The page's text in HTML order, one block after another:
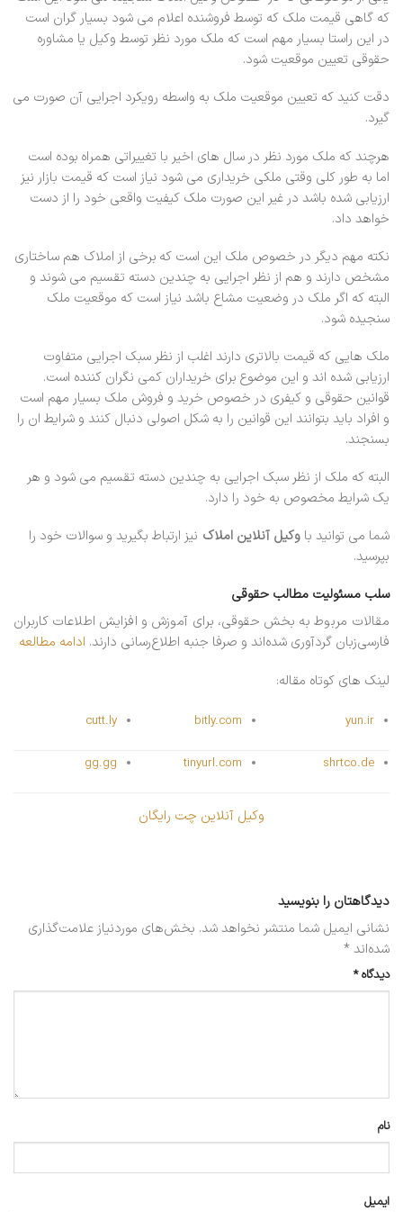
که گاهی قیمت ملک که توسط فروشنده اعلام می شود بسیار گران است
در این راستا بسیار مهم است که ملک مورد نظر توسط وکیل یا مشاوره
حقوقی تعیین موقعیت شود.
دقت کنید که تعیین موقعیت ملک به واسطه رویکرد اجرایی آن صورت می
گیرد.
هرچند که ملک مورد نظر در سال های اخیر با تغییراتی همراه بوده است
اما به طور کلی وقتی ملکی خریداری می شود نیاز است که قیمت بازار نیز
ارزیابی شده باشد در غیر این صورت ملک کیفیت واقعی خود را از دست
خواهد داد.
نکته مهم دیگر در خصوص ملک این است که برخی از املاک هم ساختاری
مشخص دارند و هم از نظر اجرایی به چندین دسته تقسیم می شوند و
البته که اگر ملک در وضعیت مشاع باشد نیاز است که موقعیت ملک
سنجیده شود.
ملک هایی که قیمت بالاتری دارند اغلب از نظر سبک اجرایی متفاوت
ارزیابی شده اند و این موضوع برای خریداران کمی نگران کننده است.
قوانین حقوقی و کیفری در خصوص خرید و فروش ملک بسیار مهم است
و افراد باید بتوانند این قوانین را به شکل اصولی دنبال کنند و شرایط ان را
بسنجند.
البته که ملک از نظر سبک اجرایی به چندین دسته تقسیم می شود و هر
یک شرایط مخصوص به خود را دارد.
شما می توانید با وکیل آنلاین املاک نیز ارتباط بگیرید و سوالات خود را
بپرسید.
سلب مسئولیت مطالب حقوقی
مقالات مربوط به بخش حقوقی، برای آموزش و افزایش اطلاعات کاربران
فارسی‌زبان گردآوری شده‌اند و صرفا جنبه اطلاع‌رسانی دارند. ادامه مطالعه
لینک های کوتاه مقاله:
yun.ir
bitly.com
cutt.ly
shrtco.de
tinyurl.com
gg.gg
وکیل آنلاین چت رایگان
دیدگاهتان را بنویسید
نشانی ایمیل شما منتشر نخواهد شد. بخش‌های موردنیاز علامت‌گذاری
شده‌اند*
دیدگاه*
نام
ایمیل